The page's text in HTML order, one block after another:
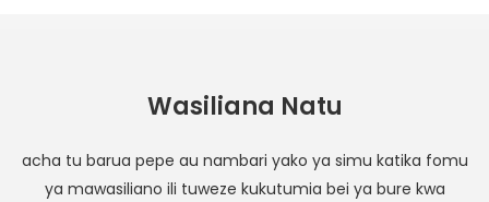
Wasiliana Natu
acha tu barua pepe au nambari yako ya simu katika fomu
ya mawasiliano ili tuweze kukutumia bei ya bure kwa